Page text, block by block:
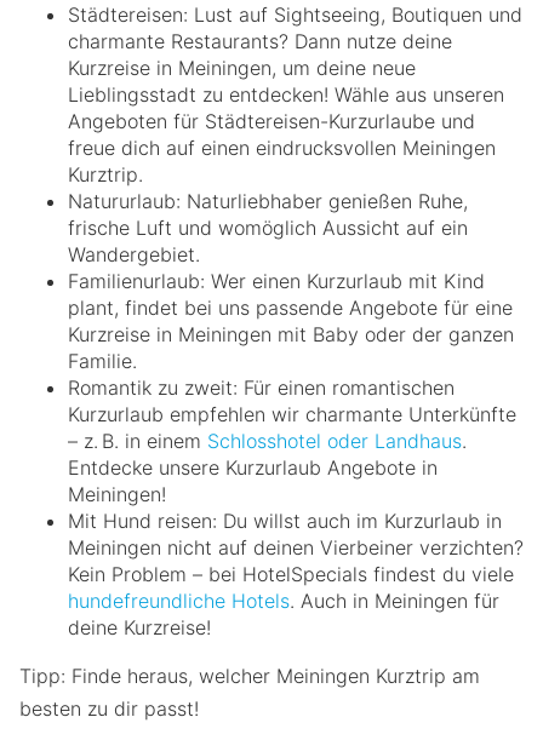
Städtereisen: Lust auf Sightseeing, Boutiquen und
charmante Restaurants? Dann nutze deine
Kurzreise in Meiningen, um deine neue
Lieblingsstadt zu entdecken! Wähle aus unseren
Angeboten für Städtereisen-Kurzurlaube und
freue dich auf einen eindrucksvollen Meiningen
Kurztrip.
Natururlaub: Naturliebhaber genießen Ruhe,
frische Luft und womöglich Aussicht auf ein
Wandergebiet.
Familienurlaub: Wer einen Kurzurlaub mit Kind
plant, findet bei uns passende Angebote für eine
Kurzreise in Meiningen mit Baby oder der ganzen
Familie.
Romantik zu zweit: Für einen romantischen
Kurzurlaub empfehlen wir charmante Unterkünfte
– z. B. in einem Schlosshotel oder Landhaus.
Entdecke unsere Kurzurlaub Angebote in
Meiningen!
Mit Hund reisen: Du willst auch im Kurzurlaub in
Meiningen nicht auf deinen Vierbeiner verzichten?
Kein Problem – bei HotelSpecials findest du viele
hundefreundliche Hotels. Auch in Meiningen für
deine Kurzreise!
Tipp: Finde heraus, welcher Meiningen Kurztrip am
besten zu dir passt!